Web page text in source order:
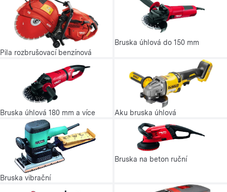
Pila rozbrušovací benzínová
Bruska úhlová do 150 mm
Bruska úhlová 180 mm a více Aku bruska úhlová
Bruska vibrační
Bruska na beton ruční